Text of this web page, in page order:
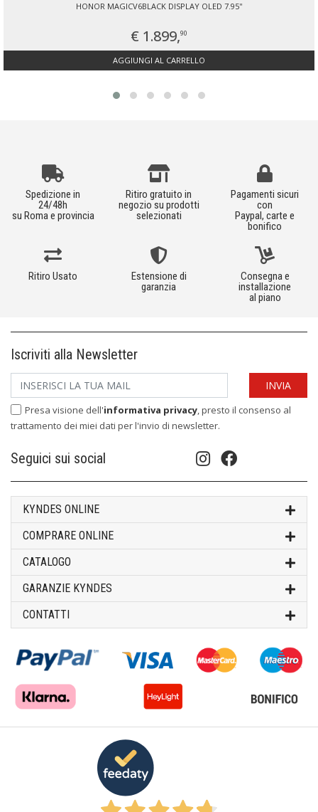
HONOR MAGICV6BLACK DISPLAY OLED 7.95''
€ 1.899,90
AGGIUNGI AL CARRELLO
Spedizione in
24/48h
su Roma e provincia
Ritiro gratuito in
negozio su prodotti
selezionati
Pagamenti sicuri
con
Paypal, carte e
bonifico
Ritiro Usato
Estensione di
garanzia
Consegna e
installazione
al piano
Iscriviti alla Newsletter
Presa visione dell'informativa privacy, presto il consenso al
trattamento dei miei dati per l'invio di newsletter.
Seguici sui social
KYNDES ONLINE
COMPRARE ONLINE
CATALOGO
GARANZIE KYNDES
CONTATTI